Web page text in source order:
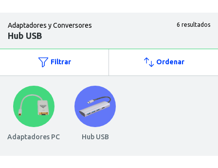
Adaptadores y Conversores
Hub USB
6 resultados
Filtrar Ordenar
Adaptadores PC Hub USB